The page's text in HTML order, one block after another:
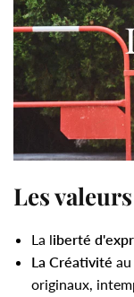
Les
La liberté
La Créativité
originaux,